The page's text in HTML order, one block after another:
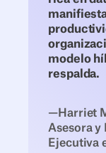
modelo
respalda.
—Harriet
Asesora y
Ejecutiva